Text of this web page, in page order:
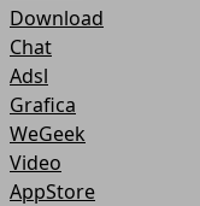
Download
Chat
Adsl
Grafica
WeGeek
Video
AppStore